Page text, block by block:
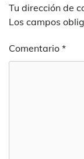
Tu dirección de
Los campos
Comentario *